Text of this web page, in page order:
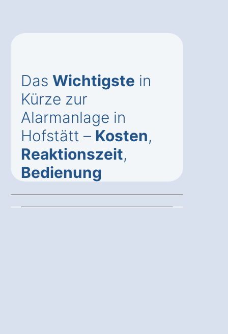
Das Wichtigste in
Kürze zur
Alarmanlage in
Hofstätt – Kosten,
Reaktionszeit,
Bedienung